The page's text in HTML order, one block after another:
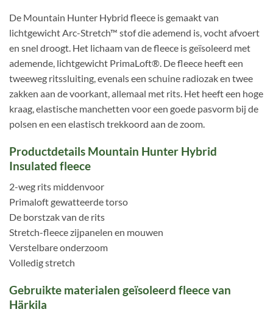
De Mountain Hunter Hybrid fleece is gemaakt van
lichtgewicht Arc-Stretch™ stof die ademend is, vocht afvoert
en snel droogt. Het lichaam van de fleece is geïsoleerd met
ademende, lichtgewicht PrimaLoft®. De fleece heeft een
tweeweg ritssluiting, evenals een schuine radiozak en twee
zakken aan de voorkant, allemaal met rits. Het heeft een hoge
kraag, elastische manchetten voor een goede pasvorm bij de
polsen en een elastisch trekkoord aan de zoom.
Productdetails Mountain Hunter Hybrid
Insulated fleece
2-weg rits middenvoor
Primaloft gewatteerde torso
De borstzak van de rits
Stretch-fleece zijpanelen en mouwen
Verstelbare onderzoom
Volledig stretch
Gebruikte materialen geïsoleerd fleece van
Härkila